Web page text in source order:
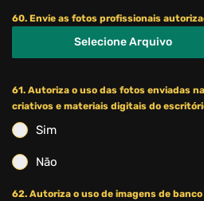
60. Envie as fotos profissionais
Selecione Arquivo
61. Autoriza o uso das fotos enviadas
criativos e materiais digitais do
Sim
Não
62. Autoriza o uso de imagens de